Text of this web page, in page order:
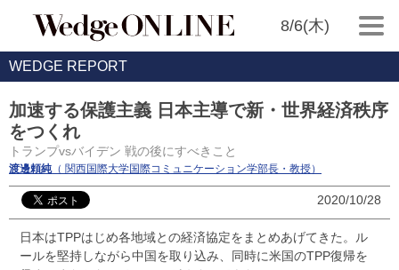
8/6(木)
WEDGE REPORT
加速する保護主義 日本主導で新・世界経済秩序
をつくれ
トランプvsバイデン 戦の後にすべきこと
渡邊頼純（ 関西国際大学国際コミュニケーション学部長・教授）
2020/10/28
日本はTPPはじめ各地域との経済協定をまとめあげてきた。ル
ールを堅持しながら中国を取り込み、同時に米国のTPP復帰を